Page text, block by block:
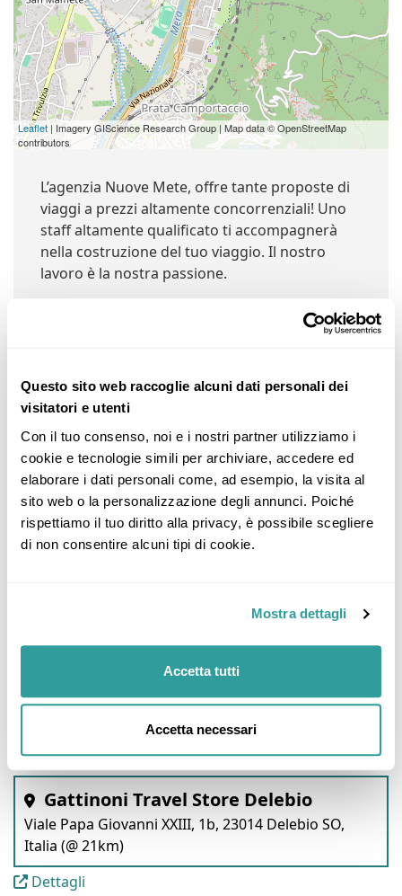
Questo sito web raccoglie alcuni dati personali dei
visitatori e utenti
Con il tuo consenso, noi e i nostri partner utilizziamo i
cookie e tecnologie simili per archiviare, accedere ed
elaborare i dati personali come, ad esempio, la visita al
sito web o la personalizzazione degli annunci. Poiché
rispettiamo il tuo diritto alla privacy, è possibile scegliere
di non consentire alcuni tipi di cookie.
Mostra dettagli
Accetta tutti
Accetta necessari
Leaflet | Imagery GIScience Research Group | Map data © OpenStreetMap
contributors
L’agenzia Nuove Mete, offre tante proposte di
viaggi a prezzi altamente concorrenziali! Uno
staff altamente qualificato ti accompagnerà
nella costruzione del tuo viaggio. Il nostro
lavoro è la nostra passione.
Negozi Nelle Vicinanze:
Nuove Mete
Piazza Persenico, 2A, 23022 Chiavenna SO, Italia (@
0km)
Dettagli
Dettagli
Gattinoni Travel Store Delebio
Viale Papa Giovanni XXIII, 1b, 23014 Delebio SO,
Italia (@ 21km)
Dettagli